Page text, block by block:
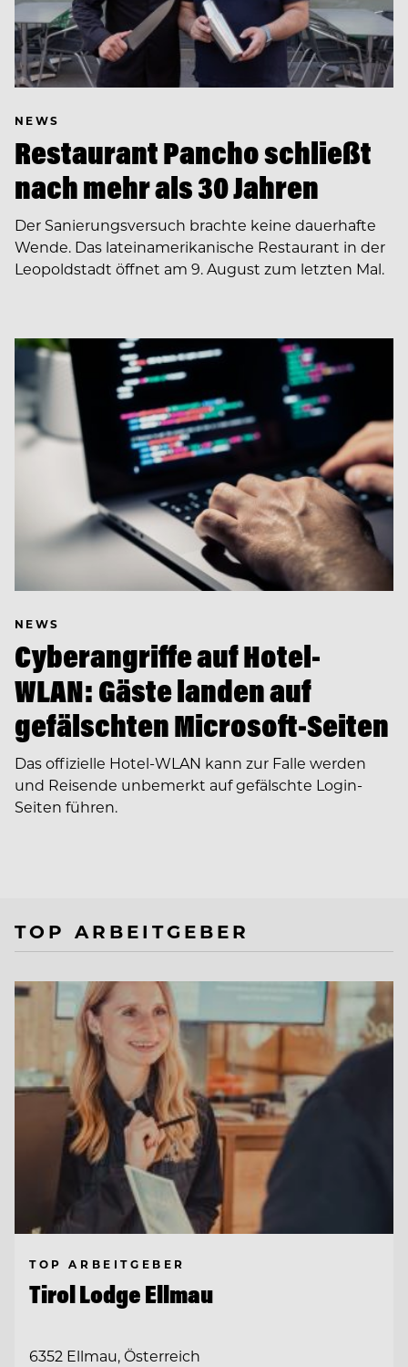
NEWS
Restaurant Pancho schließt
nach mehr als 30 Jahren
Der Sanierungsversuch brachte keine dauerhafte
Wende. Das lateinamerikanische Restaurant in der
Leopoldstadt öffnet am 9. August zum letzten Mal.
NEWS
Cyberangriffe auf Hotel-
WLAN: Gäste landen auf
gefälschten Microsoft-Seiten
Das offizielle Hotel-WLAN kann zur Falle werden
und Reisende unbemerkt auf gefälschte Login-
Seiten führen.
TOP ARBEITGEBER
TOP ARBEITGEBER
Tirol Lodge Ellmau
6352 Ellmau, Österreich